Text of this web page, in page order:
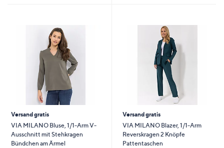
Versand gratis
VIA MILANO Bluse, 1/1-Arm V-
Ausschnitt mit Stehkragen
Bündchen am Ärmel
Versand gratis
VIA MILANO Blazer, 1/1-Arm
Reverskragen 2 Knöpfe
Pattentaschen